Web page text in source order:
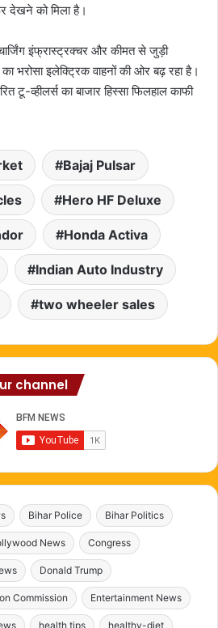
देखने को मिला है।
चार्जिंग इंफ्रास्ट्रक्चर और कीमत से जुड़ी
भरोसा इलेक्ट्रिक वाहनों की ओर बढ़ रहा है।
टू-व्हीलर्स का बाजार हिस्सा फिलहाल काफी
Bajaj Pulsar
Hero HF Deluxe
Honda Activa
Indian Auto Industry
two wheeler sales
channel
Bihar Police Bihar Politics
News Congress
Donald Trump
Commission Entertainment News
health tips healthy-diet